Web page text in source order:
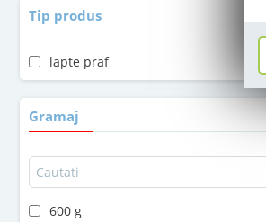
Tip produs
lapte praf
Gramaj
600 g